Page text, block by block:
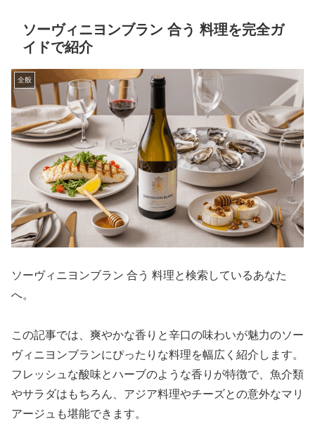
ソーヴィニヨンブラン 合う 料理を完全ガ
イドで紹介
全般
ソーヴィニヨンブラン 合う 料理と検索しているあなた
へ。
この記事では、爽やかな香りと辛口の味わいが魅力のソー
ヴィニヨンブランにぴったりな料理を幅広く紹介します。
フレッシュな酸味とハーブのような香りが特徴で、魚介類
やサラダはもちろん、アジア料理やチーズとの意外なマリ
アージュも堪能できます。